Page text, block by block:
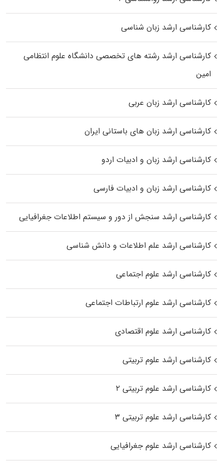
کارشناسی ارشد زبان شناسی
کارشناسی ارشد رﺷﺘﻪ ﻫﺎی تخصصی داﻧﺸﮕﺎه ﻋﻠﻮم انتظامی
اﻣﻴﻦ
کارشناسی ارشد زبان عربی
کارشناسی ارشد زبان‌ های باستانی ایران
کارشناسی ارشد زبان و ادبیات اردو
کارشناسی ارشد زبان و ادبیات فارسی
کارشناسی ارشد سنجش از دور و سیستم اطلاعات جغرافیایی
کارشناسی ارشد علم اطلاعات و دانش شناسی
کارشناسی ارشد علوم اجتماعی
کارشناسی ارشد علوم ارتباطات اجتماعی
کارشناسی ارشد علوم اقتصادی
کارشناسی ارشد علوم تربیتی
کارشناسی ارشد علوم تربیتی ۲
کارشناسی ارشد علوم تربیتی ۳
کارشناسی ارشد علوم جغرافیایی